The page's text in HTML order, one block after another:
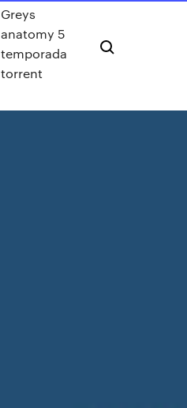
Greys
anatomy 5
temporada
torrent